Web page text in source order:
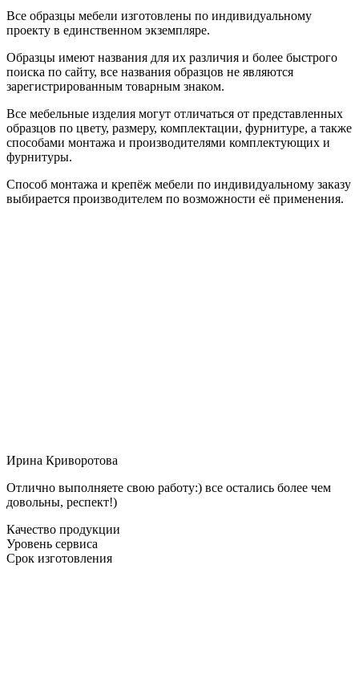
Все образцы мебели изготовлены по индивидуальному
проекту в единственном экземпляре.
Образцы имеют названия для их различия и более быстрого
поиска по сайту, все названия образцов не являются
зарегистрированным товарным знаком.
Все мебельные изделия могут отличаться от представленных
образцов по цвету, размеру, комплектации, фурнитуре, а также
способами монтажа и производителями комплектующих и
фурнитуры.
Способ монтажа и крепёж мебели по индивидуальному заказу
выбирается производителем по возможности её применения.
Ирина Криворотова
Отлично выполняете свою работу:) все остались более чем
довольны, респект!)
Качество продукции
Уровень сервиса
Срок изготовления